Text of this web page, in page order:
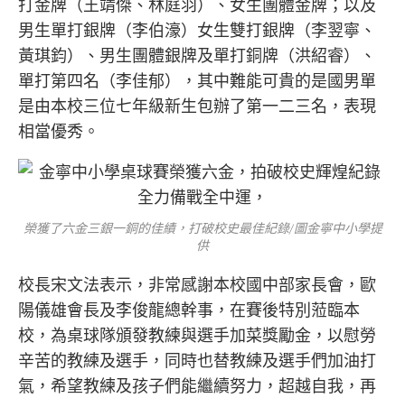
打金牌（王靖傑、林庭羽）、女生團體金牌；以及
男生單打銀牌（李伯濠）女生雙打銀牌（李翌寧、
黃琪鈞）、男生團體銀牌及單打銅牌（洪紹睿）、
單打第四名（李佳郁），其中難能可貴的是國男單
是由本校三位七年級新生包辦了第一二三名，表現
相當優秀。
榮獲了六金三銀一銅的佳績，打破校史最佳紀錄/圖金寧中小學提
供
校長宋文法表示，非常感謝本校國中部家長會，歐
陽儀雄會長及李俊龍總幹事，在賽後特別蒞臨本
校，為桌球隊頒發教練與選手加菜獎勵金，以慰勞
辛苦的教練及選手，同時也替教練及選手們加油打
氣，希望教練及孩子們能繼續努力，超越自我，再